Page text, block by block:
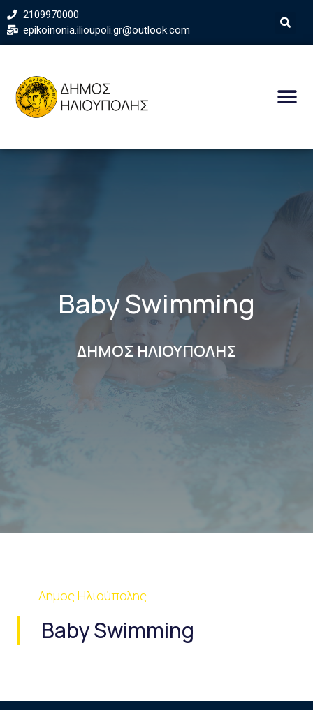
2109970000
epikoinonia.ilioupoli.gr@outlook.com
Baby Swimming
ΔΗΜΟΣ ΗΛΙΟΥΠΟΛΗΣ
Δήμος Ηλιούπολης
Baby Swimming